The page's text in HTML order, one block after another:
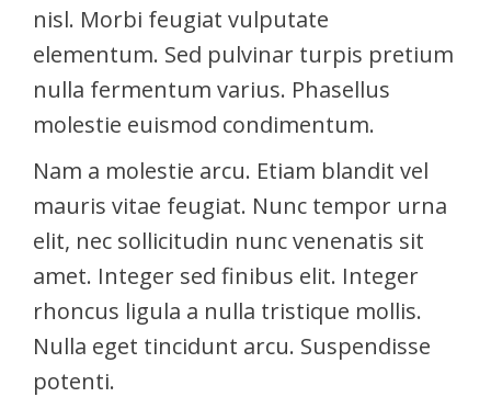
nisl. Morbi feugiat vulputate
elementum. Sed pulvinar turpis pretium
nulla fermentum varius. Phasellus
molestie euismod condimentum.
Nam a molestie arcu. Etiam blandit vel
mauris vitae feugiat. Nunc tempor urna
elit, nec sollicitudin nunc venenatis sit
amet. Integer sed finibus elit. Integer
rhoncus ligula a nulla tristique mollis.
Nulla eget tincidunt arcu. Suspendisse
potenti.